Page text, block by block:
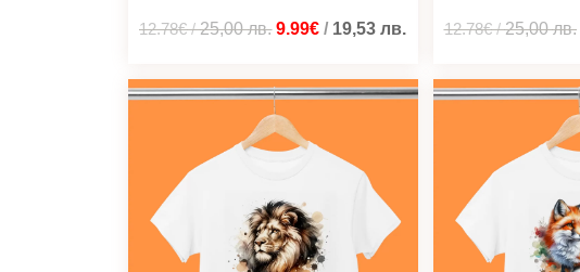
12.78€/25,00лв. 9.99€ / 19,53лв. 12.78€/25,00лв.